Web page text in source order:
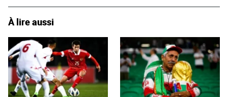
À lire aussi